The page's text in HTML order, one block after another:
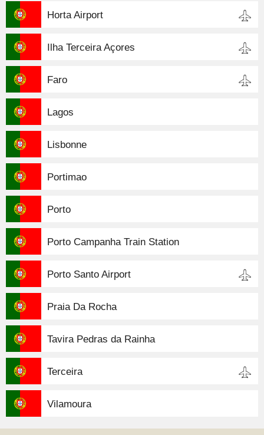
Horta Airport
Ilha Terceira Açores
Faro
Lagos
Lisbonne
Portimao
Porto
Porto Campanha Train Station
Porto Santo Airport
Praia Da Rocha
Tavira Pedras da Rainha
Terceira
Vilamoura